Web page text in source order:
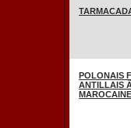
POLONAIS
ANTILLAIS
MAROCAINE